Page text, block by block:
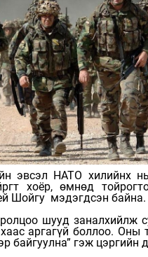
эвсэл НАТО хилийнх
хоёр, өмнөд
Шойгу мэдэгдсэн байна.
шууд заналхийлж
аргагүй боллоо. Оны
байгуулна” гэж